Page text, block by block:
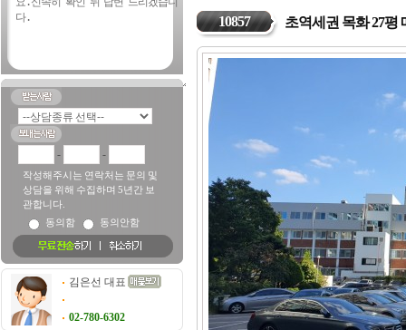
- -
작성해주시는 연락처는 문의 및
상담을 위해 수집하며 5년간 보
관합니다.
동의함
동의안함
김은선 대표
02-780-6302
10857 초역세권 목화 27평